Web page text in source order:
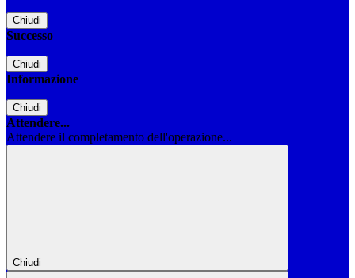
Chiudi
Successo
Chiudi
Informazione
Chiudi
Attendere...
Attendere il completamento dell'operazione...
Chiudi